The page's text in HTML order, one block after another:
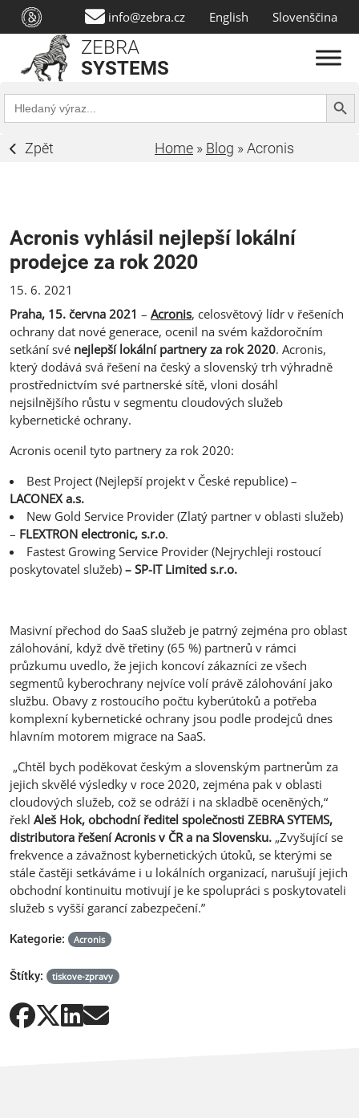
info@zebra.cz English Slovenščina
ZEBRA
SYSTEMS
Search
for:
Search
Zpět Home » Blog »Acronis
Acronis vyhlásil nejlepší lokální
prodejce za rok 2020
15. 6. 2021
Praha, 15. června 2021 – Acronis, celosvětový lídr v řešeních
ochrany dat nové generace, ocenil na svém každoročním
setkání své nejlepší lokální partnery za rok 2020. Acronis,
který dodává svá řešení na český a slovenský trh výhradně
prostřednictvím své partnerské sítě, vloni dosáhl
nejsilnějšího růstu v segmentu cloudových služeb
kybernetické ochrany.
Acronis ocenil tyto partnery za rok 2020:
Best Project (Nejlepší projekt v České republice) –
LACONEX a.s.
New Gold Service Provider (Zlatý partner v oblasti služeb)
– FLEXTRON electronic, s.r.o.
Fastest Growing Service Provider (Nejrychleji rostoucí
poskytovatel služeb) – SP-IT Limited s.r.o.
Masivní přechod do SaaS služeb je patrný zejména pro oblast
zálohování, když dvě třetiny (65 %) partnerů v rámci
průzkumu uvedlo, že jejich koncoví zákazníci ze všech
segmentů kyberochrany nejvíce volí právě zálohování jako
službu. Obavy z rostoucího počtu kyberútoků a potřeba
komplexní kybernetické ochrany jsou podle prodejců dnes
hlavním motorem migrace na SaaS.
„Chtěl bych poděkovat českým a slovenským partnerům za
jejich skvělé výsledky v roce 2020, zejména pak v oblasti
cloudových služeb, což se odráží i na skladbě oceněných,“
řekl Aleš Hok, obchodní ředitel společnosti ZEBRA SYTEMS,
distributora řešení Acronis v ČR a na Slovensku. „Zvyšující se
frekvence a závažnost kybernetických útoků, se kterými se
stále častěji setkáváme i u lokálních organizací, narušují jejich
obchodní kontinuitu motivují je ke spolupráci s poskytovateli
služeb s vyšší garancí zabezpečení.”
Kategorie: Acronis
Štítky: tiskove-zpravy